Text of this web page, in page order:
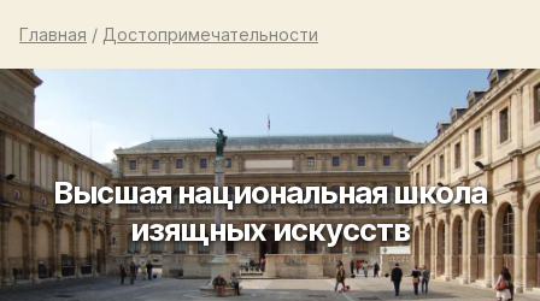
Главная / Достопримечательности
Высшая национальная школа
изящных искусств